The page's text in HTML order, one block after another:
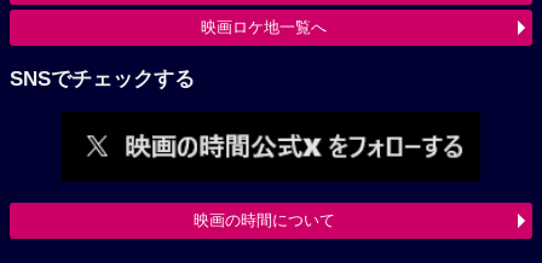
映画ロケ地一覧へ
SNSでチェックする
映画の時間について